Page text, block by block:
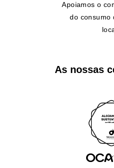
Apoiamos o
do consumo
As nossas